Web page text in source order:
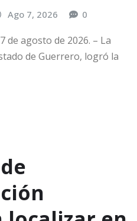
Ago 7, 2026 0
de agosto de 2026. – La
de Guerrero, logró la